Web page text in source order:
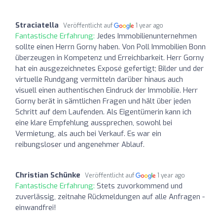
Straciatella Veröffentlicht auf 1 year ago
Fantastische Erfahrung: Jedes Immobilienunternehmen
sollte einen Herrn Gorny haben. Von Poll Immobilien Bonn
überzeugen in Kompetenz und Erreichbarkeit. Herr Gorny
hat ein ausgezeichnetes Exposé gefertigt; Bilder und der
virtuelle Rundgang vermitteln darüber hinaus auch
visuell einen authentischen Eindruck der Immobilie. Herr
Gorny berät in sämtlichen Fragen und hält über jeden
Schritt auf dem Laufenden. Als Eigentümerin kann ich
eine klare Empfehlung aussprechen, sowohl bei
Vermietung, als auch bei Verkauf. Es war ein
reibungsloser und angenehmer Ablauf.
Christian Schünke Veröffentlicht auf 1 year ago
Fantastische Erfahrung: Stets zuvorkommend und
zuverlässig, zeitnahe Rückmeldungen auf alle Anfragen -
einwandfrei!